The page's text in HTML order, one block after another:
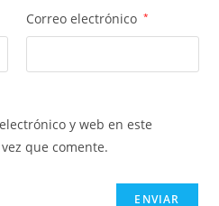
Correo electrónico *
y web en este
que comente.